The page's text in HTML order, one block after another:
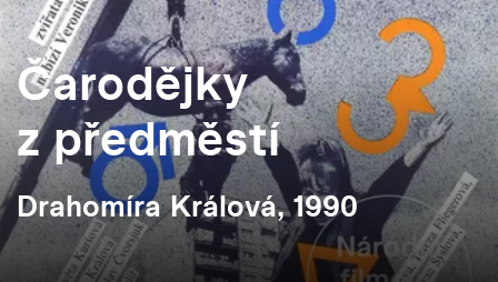
Čarodějky
z předměstí
Drahomíra Králová, 1990